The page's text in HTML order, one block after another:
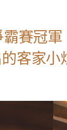
賽冠
客家小